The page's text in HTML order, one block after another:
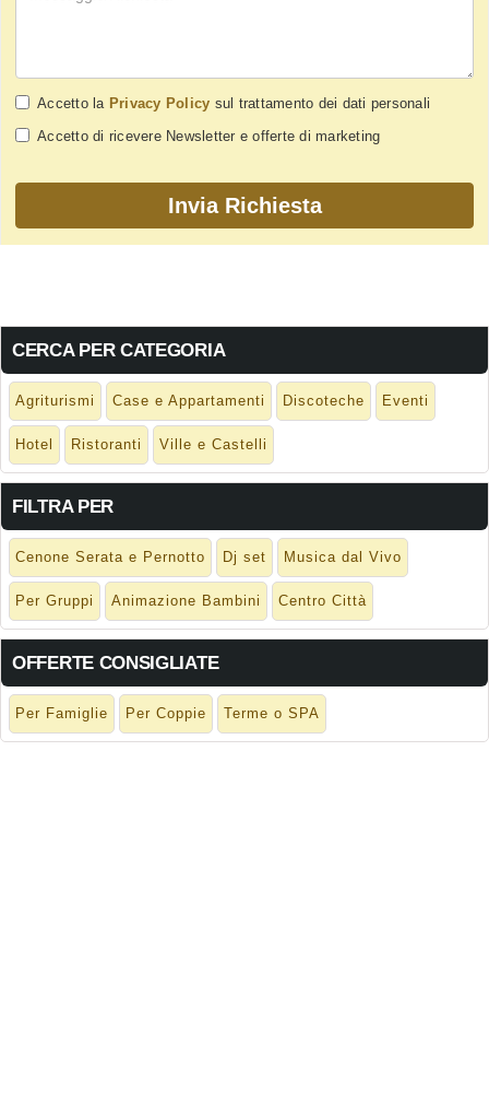
Accetto la Privacy Policy sul trattamento dei dati personali
Accetto di ricevere Newsletter e offerte di marketing
CERCA PER CATEGORIA
Agriturismi Case e Appartamenti Discoteche Eventi
Hotel Ristoranti Ville e Castelli
FILTRA PER
Cenone Serata e Pernotto Dj set Musica dal Vivo
Per Gruppi Animazione Bambini Centro Città
OFFERTE CONSIGLIATE
Per Famiglie Per Coppie Terme o SPA